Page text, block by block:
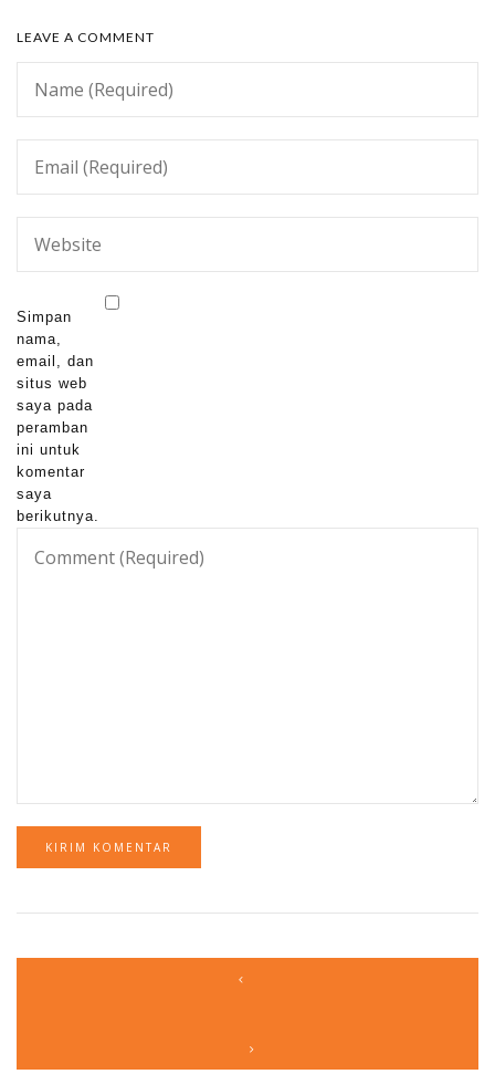
LEAVE A COMMENT
Simpan
nama,
email, dan
situs web
saya pada
peramban
ini untuk
komentar
saya
berikutnya.